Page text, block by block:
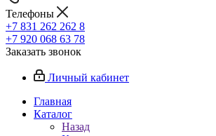
Телефоны
+7 831 262 262 8
+7 920 068 63 78
Заказать звонок
Личный кабинет
Главная
Каталог
Назад